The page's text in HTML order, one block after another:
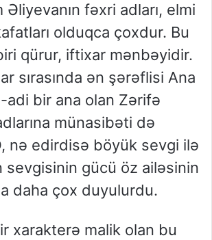
Əliyevanın fəxri adları, elmi
olduqca çoxdur. Bu
qürur, iftixar mənbəyidir.
sırasında ən şərəflisi Ana
adi bir ana olan Zərifə
münasibəti də
nə edirdisə böyük sevgi ilə
sevgisinin gücü öz ailəsinin
daha çox duyulurdu.
xarakterə malik olan bu